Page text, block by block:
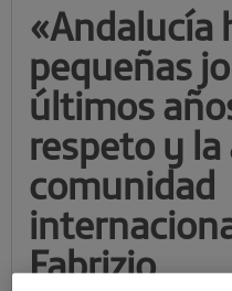
«Andalucía
pequeñas
últimos
respeto y
comunidad
Fabrizio